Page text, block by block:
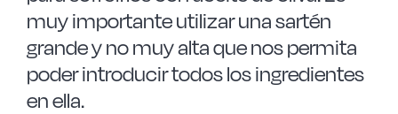
muy importante utilizar una sartén
grande y no muy alta que nos permita
poder introducir todos los ingredientes
en ella.